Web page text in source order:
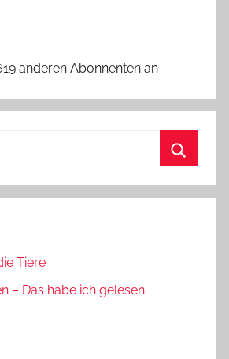
anderen Abonnenten an
Tiere
– Das habe ich gelesen